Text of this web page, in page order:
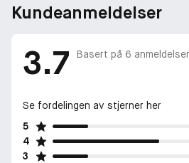
Kundeanmeldelser
3.7 Basert på 6 anmeldelser
Se fordelingen av stjerner her
5
4
3